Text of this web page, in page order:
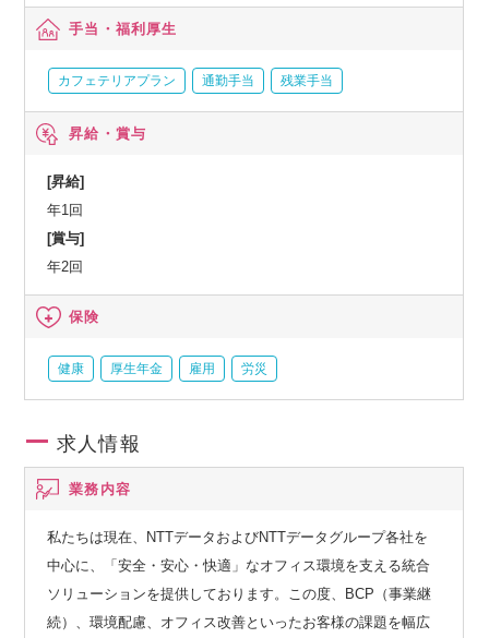
手当・福利厚生
カフェテリアプラン 通勤手当 残業手当
昇給・賞与
[昇給]
年1回
[賞与]
年2回
保険
健康 厚生年金 雇用 労災
求人情報
業務内容
私たちは現在、NTTデータおよびNTTデータグループ各社を
中心に、「安全・安心・快適」なオフィス環境を支える統合
ソリューションを提供しております。この度、BCP（事業継
続）、環境配慮、オフィス改善といったお客様の課題を幅広